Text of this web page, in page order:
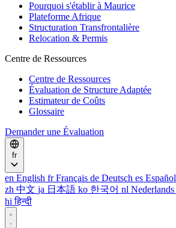
Pourquoi s'établir à Maurice
Plateforme Afrique
Structuration Transfrontalière
Relocation & Permis
Centre de Ressources
Centre de Ressources
Évaluation de Structure Adaptée
Estimateur de Coûts
Glossaire
Demander une Évaluation
fr
en English fr Français de Deutsch es Español
zh 中文 ja 日本語 ko 한국어 nl Nederlands
hi हिन्दी